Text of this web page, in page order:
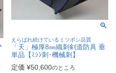
えらばれ続けているミツボシ品質
「天」極厚8㎜織刺剣道防具 垂
単品【ﾐｼﾝ刺･機械刺】
定価 ¥50,600のところ